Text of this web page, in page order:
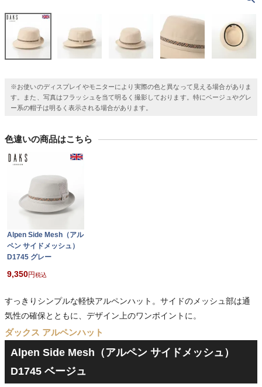
※お使いのディスプレイやモニターにより実際の色と異なって見える場合がありま
す。また、写真はフラッシュを当て明るく撮影しております。特にベージュやグレ
ー系の帽子は明るく表示される場合があります。
色違いの商品はこちら
Alpen Side Mesh（アル
ペン サイドメッシュ）
D1745 グレー
9,350 税込
すっきりシンプルな軽快アルペンハット。サイドのメッシュ部は通
気性の確保とともに、デザイン上のワンポイントに。
ダックス アルペンハット
Alpen Side Mesh（アルペン サイドメッシュ）
D1745 ベージュ